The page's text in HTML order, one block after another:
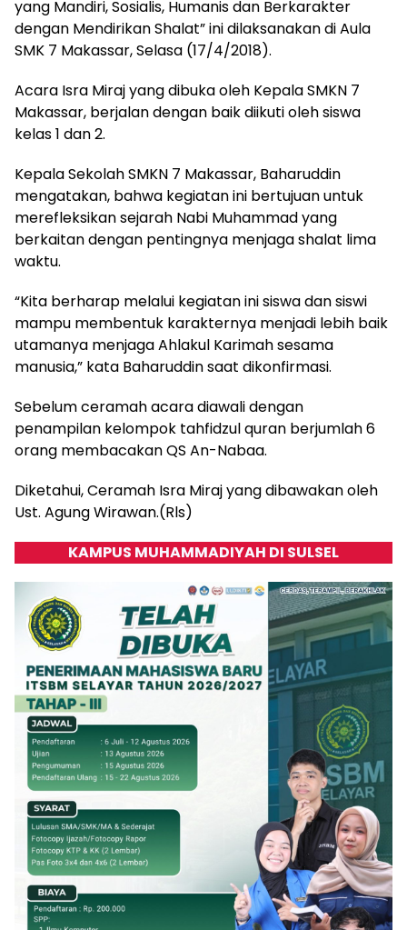
yang Mandiri, Sosialis, Humanis dan Berkarakter
dengan Mendirikan Shalat” ini dilaksanakan di Aula
SMK 7 Makassar, Selasa (17/4/2018).
Acara Isra Miraj yang dibuka oleh Kepala SMKN 7
Makassar, berjalan dengan baik diikuti oleh siswa
kelas 1 dan 2.
Kepala Sekolah SMKN 7 Makassar, Baharuddin
mengatakan, bahwa kegiatan ini bertujuan untuk
merefleksikan sejarah Nabi Muhammad yang
berkaitan dengan pentingnya menjaga shalat lima
waktu.
“Kita berharap melalui kegiatan ini siswa dan siswi
mampu membentuk karakternya menjadi lebih baik
utamanya menjaga Ahlakul Karimah sesama
manusia,” kata Baharuddin saat dikonfirmasi.
Sebelum ceramah acara diawali dengan
penampilan kelompok tahfidzul quran berjumlah 6
orang membacakan QS An-Nabaa.
Diketahui, Ceramah Isra Miraj yang dibawakan oleh
Ust. Agung Wirawan.(Rls)
KAMPUS MUHAMMADIYAH DI SULSEL